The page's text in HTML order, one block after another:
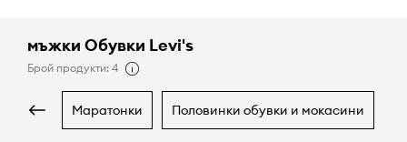
мъжки Обувки Levi's
Брой продукти: 4
маратонки половинки обувки и мокасини